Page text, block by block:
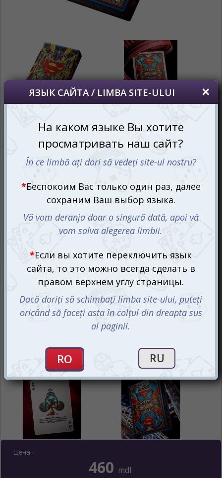
Цена :
460 mdl
Dacă doriți să schimbați limba site-ului, puteți
oricând să faceți asta în colțul din dreapta sus
RO